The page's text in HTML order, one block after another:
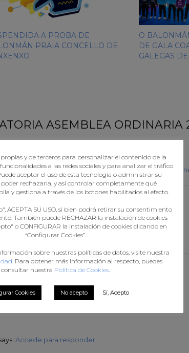
A PROBA DE
PRAIA CONCELLO DE
O
DE GALA
GALEGAS
ASEMBLEA ORDINARIA
About Espresso Machinebest Coffee espresso
With Your Futon Sleeper
You Need To Be Keeping An Eye
:Accede para responder
y de terceros para personalizar el contenido de la
a las redes sociales y para analizar el tráfico
aceptar el uso de esta tecnología o administrar su
rechazarla, y así controlar completamente qué
y gestiona a través de los botones habilitados al efecto.
ACEPTA SU USO, si bien podrá retirar su consentimiento
También puede RECHAZAR la instalación de cookies
o CONFIGURAR la instalación de cookies clicando en
“Configurar Cookies”.
sobre nuestras políticas de datos, visite nuestra
. Para obtener más información al respecto, puedes
consultar nuestra Política de Cookies
Cookies No acepto Sí, Acepto